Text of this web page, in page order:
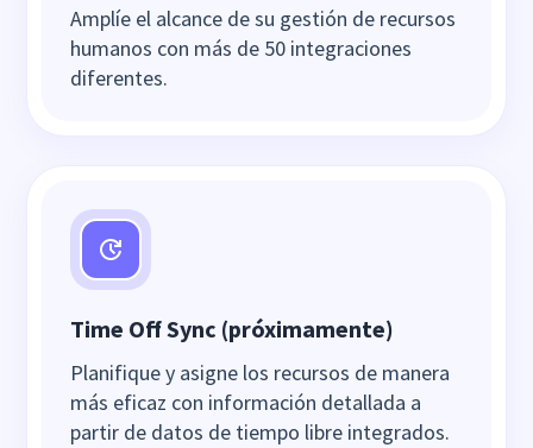
Amplíe el alcance de su gestión de recursos
humanos con más de 50 integraciones
diferentes.
Time Off Sync (próximamente)
Planifique y asigne los recursos de manera
más eficaz con información detallada a
partir de datos de tiempo libre integrados.